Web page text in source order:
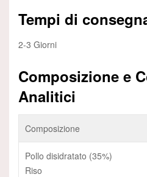
Tempi di
2-3 Giorni
Composizione e
Analitici
Composizione
Pollo disidratato (35%)
Riso